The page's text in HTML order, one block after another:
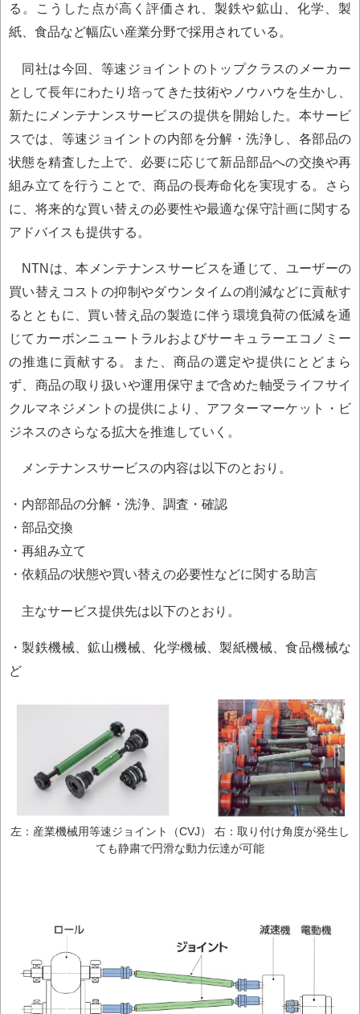
る。こうした点が高く評価され、製鉄や鉱山、化学、製
紙、食品など幅広い産業分野で採用されている。
同社は今回、等速ジョイントのトップクラスのメーカー
として長年にわたり培ってきた技術やノウハウを生かし、
新たにメンテナンスサービスの提供を開始した。本サービ
スでは、等速ジョイントの内部を分解・洗浄し、各部品の
状態を精査した上で、必要に応じて新品部品への交換や再
組み立てを行うことで、商品の長寿命化を実現する。さら
に、将来的な買い替えの必要性や最適な保守計画に関する
アドバイスも提供する。
NTNは、本メンテナンスサービスを通じて、ユーザーの
買い替えコストの抑制やダウンタイムの削減などに貢献す
るとともに、買い替え品の製造に伴う環境負荷の低減を通
じてカーボンニュートラルおよびサーキュラーエコノミー
の推進に貢献する。また、商品の選定や提供にとどまら
ず、商品の取り扱いや運用保守まで含めた軸受ライフサイ
クルマネジメントの提供により、アフターマーケット・ビ
ジネスのさらなる拡大を推進していく。
メンテナンスサービスの内容は以下のとおり。
・内部部品の分解・洗浄、調査・確認
・部品交換
・再組み立て
・依頼品の状態や買い替えの必要性などに関する助言
主なサービス提供先は以下のとおり。
・製鉄機械、鉱山機械、化学機械、製紙機械、食品機械な
ど
左：産業機械用等速ジョイント（CVJ） 右：取り付け角度が発生し
ても静粛で円滑な動力伝達が可能